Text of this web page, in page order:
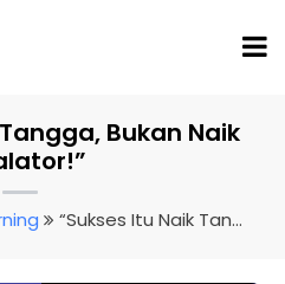
Bukan Naik
“Sukses Itu Naik Tangga, Bukan Naik Eskalator!”